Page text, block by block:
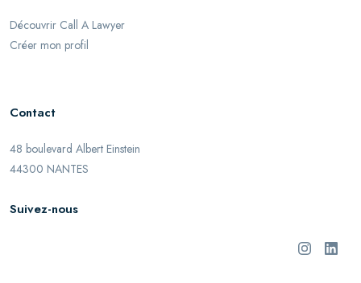
Découvrir Call A Lawyer
Créer mon profil
Contact
48 boulevard Albert Einstein
44300 NANTES
Suivez-nous